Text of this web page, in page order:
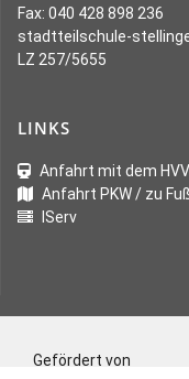
Fax: 040 428 898 236
stadtteilschule-
LZ 257/5655
LINKS
Anfahrt mit dem HVV
Anfahrt PKW / zu
IServ
Gefördert von